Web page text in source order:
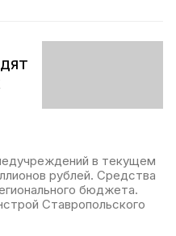
в текущем
рублей. Средства
бюджета.
Ставропольского